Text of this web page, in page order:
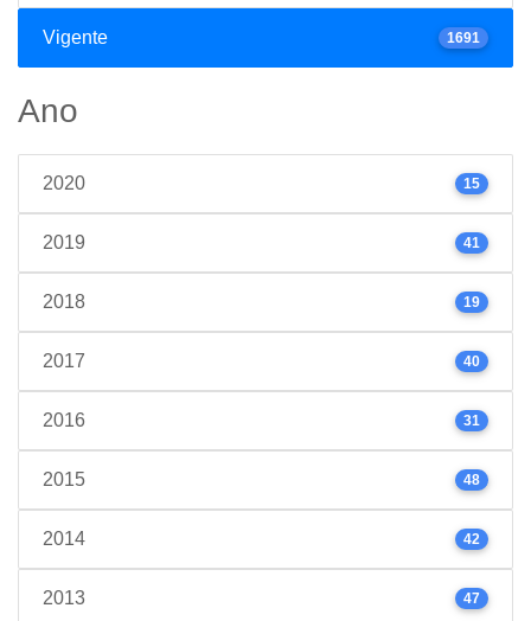
Vigente 1691
Ano
2020 15
2019 41
2018 19
2017 40
2016 31
2015 48
2014 42
2013 47